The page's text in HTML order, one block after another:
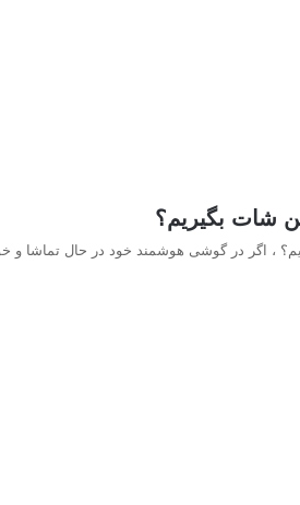
شات بگیریم؟
، اگر در گوشی هوشمند خود در حال تماشا و